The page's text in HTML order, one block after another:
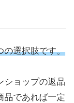
の選択肢です。
ショップの返品
品であれば一定